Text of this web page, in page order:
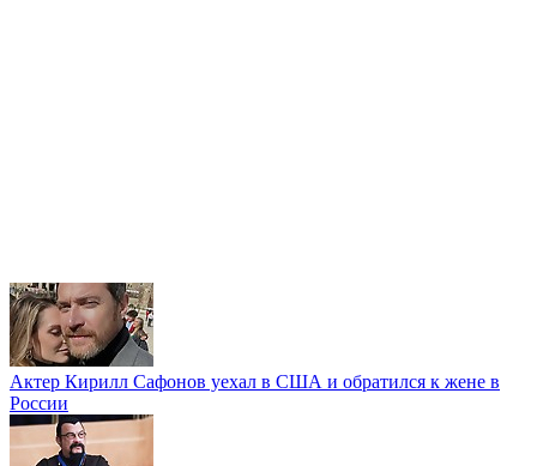
Актер Кирилл Сафонов уехал в США и обратился к жене в
России